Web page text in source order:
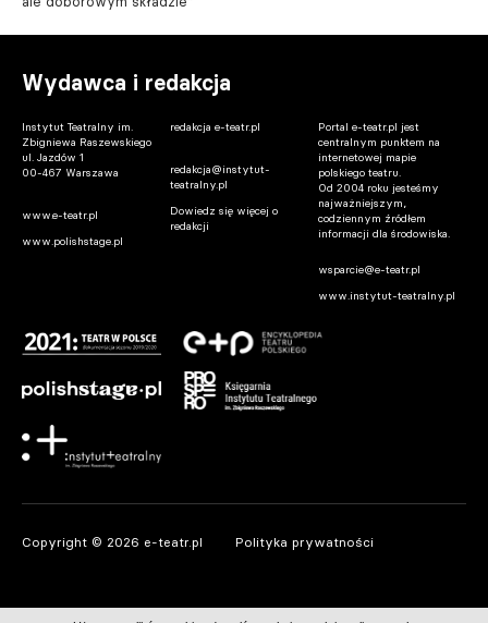
Wydawca i redakcja
Instytut Teatralny im.
Zbigniewa Raszewskiego
ul. Jazdów 1
00-467 Warszawa
www.e-teatr.pl
www.polishstage.pl
redakcja e-teatr.pl
redakcja@instytut-
teatralny.pl
Dowiedz się więcej o
redakcji
Portal e-teatr.pl jest
centralnym punktem na
internetowej mapie
polskiego teatru.
Od 2004 roku jesteśmy
najważniejszym,
codziennym źródłem
informacji dla środowiska.
wsparcie@e-teatr.pl
www.instytut-teatralny.pl
Copyright © 2026 e-teatr.pl Polityka prywatności